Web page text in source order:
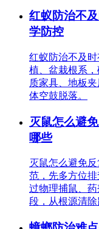
红蚁防治不
学防控
红蚁防治不及
植、盆栽根系
质家具、地板
体空鼓脱落。
灭鼠怎么避
哪些
灭鼠怎么避免
范，先多方位
过物理捕鼠、
段，从根源清除